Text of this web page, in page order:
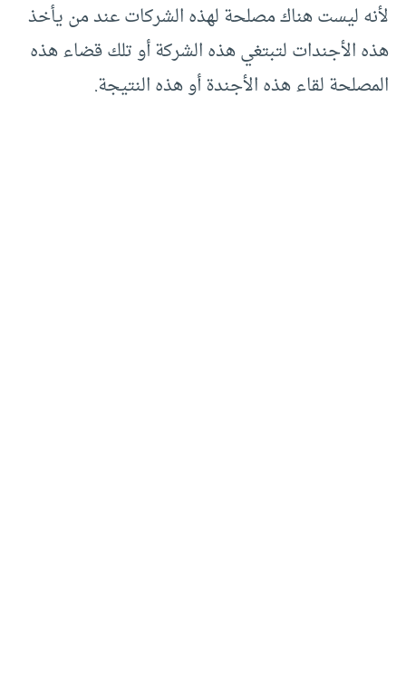
لأنه ليست هناك مصلحة لهذه الشركات عند من يأخذ
هذه الأجندات لتبتغي هذه الشركة أو تلك قضاء هذه
المصلحة لقاء هذه الأجندة أو هذه النتيجة.